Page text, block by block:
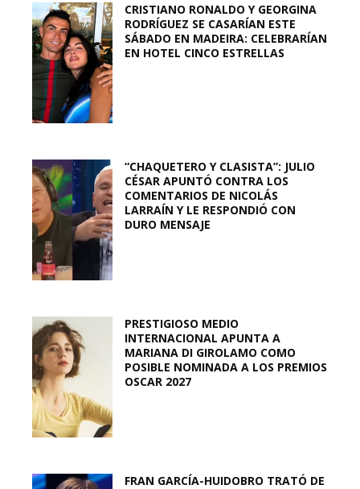
CRISTIANO RONALDO Y GEORGINA
RODRÍGUEZ SE CASARÍAN ESTE
SÁBADO EN MADEIRA: CELEBRARÍAN
EN HOTEL CINCO ESTRELLAS
“CHAQUETERO Y CLASISTA”: JULIO
CÉSAR APUNTÓ CONTRA LOS
COMENTARIOS DE NICOLÁS
LARRAÍN Y LE RESPONDIÓ CON
DURO MENSAJE
PRESTIGIOSO MEDIO
INTERNACIONAL APUNTA A
MARIANA DI GIROLAMO COMO
POSIBLE NOMINADA A LOS PREMIOS
OSCAR 2027
FRAN GARCÍA-HUIDOBRO TRATÓ DE